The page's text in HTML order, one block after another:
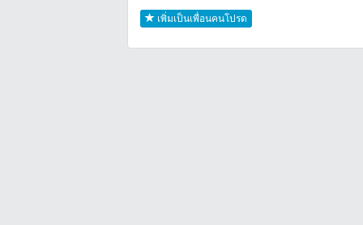
เพิ่มเป็นเพื่อนคนโปรด